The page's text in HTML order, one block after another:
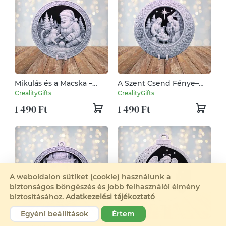
Mikulás és a Macska –
Hueforge karácsonyfadísz
CrealityGifts
1 490 Ft
A Szent Csend Fénye–
Hueforge karácsonyfadísz
CrealityGifts
1 490 Ft
A weboldalon sütiket (cookie) használunk a
biztonságos böngészés és jobb felhasználói élmény
biztosításához. Adatkezelési tájékoztató
Egyéni beállítások
Értem